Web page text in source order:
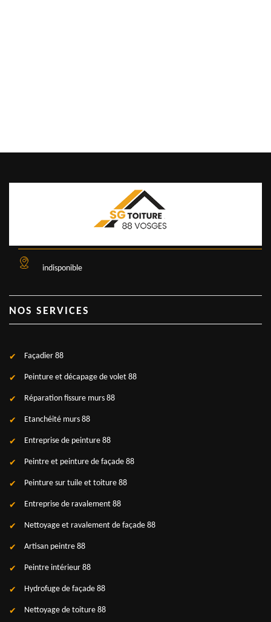
indisponible
NOS SERVICES
Façadier 88
Peinture et décapage de volet 88
Réparation fissure murs 88
Etanchéité murs 88
Entreprise de peinture 88
Peintre et peinture de façade 88
Peinture sur tuile et toiture 88
Entreprise de ravalement 88
Nettoyage et ravalement de façade 88
Artisan peintre 88
Peintre intérieur 88
Hydrofuge de façade 88
Nettoyage de toiture 88